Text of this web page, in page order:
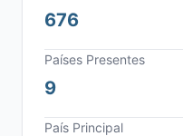
676
Países Presentes
9
País Principal